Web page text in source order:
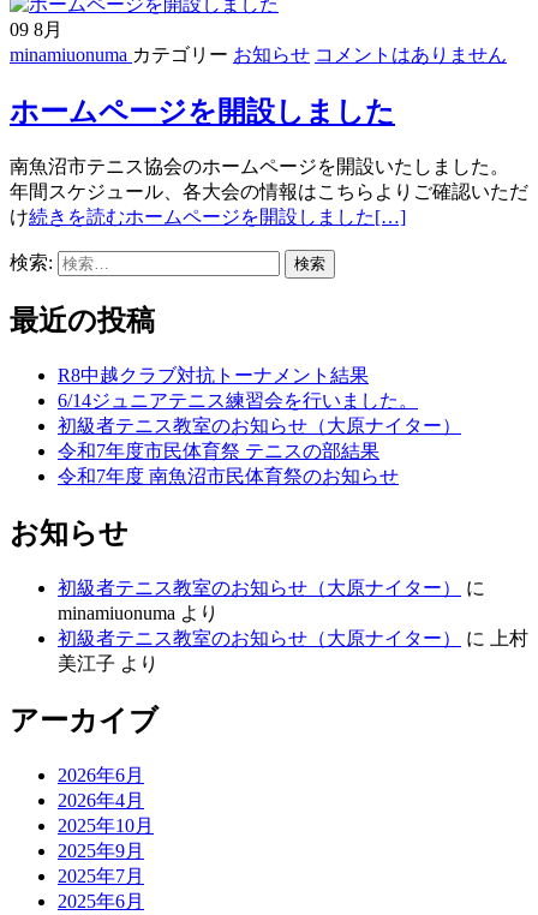
09 8月
minamiuonuma カテゴリー お知らせ コメントはありません
ホームページを開設しました
南魚沼市テニス協会のホームページを開設いたしました。
年間スケジュール、各大会の情報はこちらよりご確認いただ
け続きを読むホームページを開設しました[…]
検索:
最近の投稿
R8中越クラブ対抗トーナメント結果
6/14ジュニアテニス練習会を行いました。
初級者テニス教室のお知らせ（大原ナイター）
令和7年度市民体育祭 テニスの部結果
令和7年度 南魚沼市民体育祭のお知らせ
お知らせ
初級者テニス教室のお知らせ（大原ナイター）
に
minamiuonuma より
初級者テニス教室のお知らせ（大原ナイター）
に
上村
美江子 より
アーカイブ
2026年6月
2026年4月
2025年10月
2025年9月
2025年7月
2025年6月